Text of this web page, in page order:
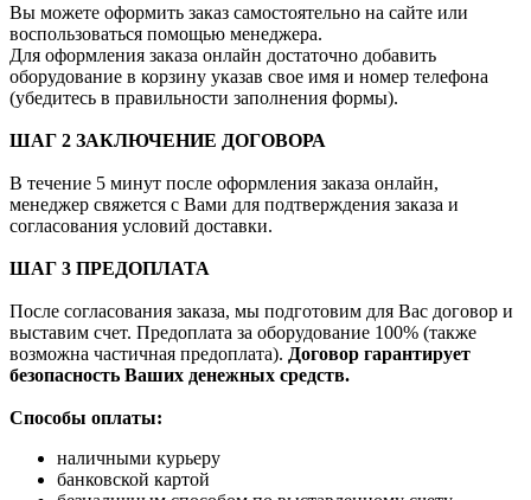
Вы можете оформить заказ самостоятельно на сайте или
воспользоваться помощью менеджера.
Для оформления заказа онлайн достаточно добавить
оборудование в корзину указав свое имя и номер телефона
(убедитесь в правильности заполнения формы).
ШАГ 2 ЗАКЛЮЧЕНИЕ ДОГОВОРА
В течение 5 минут после оформления заказа онлайн,
менеджер свяжется с Вами для подтверждения заказа и
согласования условий доставки.
ШАГ 3 ПРЕДОПЛАТА
После согласования заказа, мы подготовим для Вас договор и
выставим счет. Предоплата за оборудование 100% (также
возможна частичная предоплата). Договор гарантирует
безопасность Ваших денежных средств.
Способы оплаты:
наличными курьеру
банковской картой